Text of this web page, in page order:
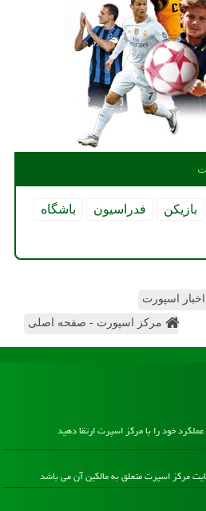
بازیكن فدراسیون
باشگاه
اخبار اسپورت
مرکز اسپورت - صفحه اصلی
خود را با مرکز اسپرت ارتقا دهید